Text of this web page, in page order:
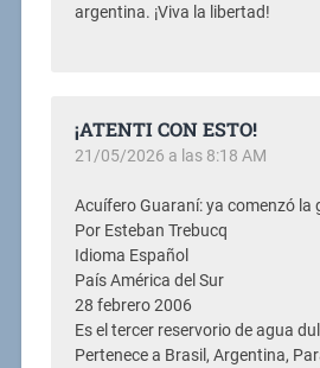
argentina. ¡Viva la libertad!
¡ATENTI CON ESTO!
21/05/2026 a las 8:18 AM
Acuífero Guaraní: ya comenzó la
Por Esteban Trebucq
Idioma Español
País América del Sur
28 febrero 2006
Es el tercer reservorio de agua
Pertenece a Brasil, Argentina,